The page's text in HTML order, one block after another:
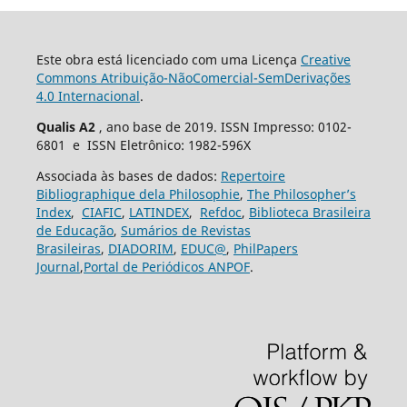
Este obra está licenciado com uma Licença Creative
Commons Atribuição-NãoComercial-SemDerivações
4.0 Internacional.
Qualis A2 , ano base de 2019. ISSN Impresso: 0102-
6801 e ISSN Eletrônico: 1982-596X
Associada às bases de dados: Repertoire
Bibliographique dela Philosophie, The Philosopher’s
Index, CIAFIC, LATINDEX, Refdoc, Biblioteca Brasileira
de Educação, Sumários de Revistas
Brasileiras, DIADORIM, EDUC@, PhilPapers
Journal,Portal de Periódicos ANPOF.